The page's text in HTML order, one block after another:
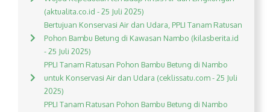
(aktualita.co.id - 25 Juli 2025)
Bertujuan Konservasi Air dan Udara, PPLI Tanam Ratusan
Pohon Bambu Betung di Kawasan Nambo (kilasberita.id
- 25 Juli 2025)
PPLI Tanam Ratusan Pohon Bambu Betung di Nambo
untuk Konservasi Air dan Udara (ceklissatu.com - 25 Juli
2025)
PPLI Tanam Ratusan Pohon Bambu Betung di Nambo